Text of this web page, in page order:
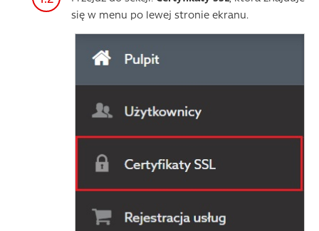
się w menu po lewej stronie ekranu.